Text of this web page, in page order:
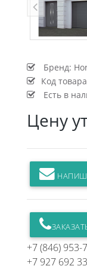
Бренд:
Код
Есть в
Цену
+7 (846) 953-
+7 927 692